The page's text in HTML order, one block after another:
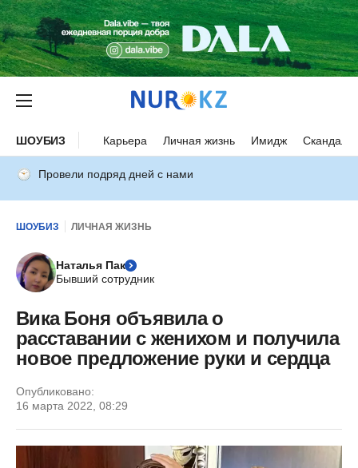
ШОУБИЗ Карьера Личная жизнь Имидж Скандалы
Провели подряд дней с нами
ШОУБИЗ ЛИЧНАЯ ЖИЗНЬ
Наталья Пак
Бывший сотрудник
Вика Боня объявила о
расставании с женихом и получила
новое предложение руки и сердца
Опубликовано:
16 марта 2022, 08:29